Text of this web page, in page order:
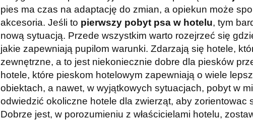
pies ma czas na adaptację do zmian, a opiekun może
akcesoria. Jeśli to pierwszy pobyt psa w hotelu, tym
nową sytuacją. Przede wszystkim warto rozejrzeć się
jakie zapewniają pupilom warunki. Zdarzają się hotele,
zewnętrzne, a to jest niekoniecznie dobre dla piesków
hotele, które pieskom hotelowym zapewniają o wiele
obiektach, a nawet, w wyjątkowych sytuacjach, pobyt w
odwiedzić okoliczne hotele dla zwierząt, aby zorientowac
Dobrze jest, w porozumieniu z właścicielami hotelu,